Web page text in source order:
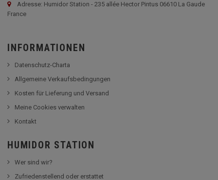
Adresse: Humidor Station - 235 allée Hector Pintus 06610 La Gaude
France
INFORMATIONEN
Datenschutz-Charta
Allgemeine Verkaufsbedingungen
Kosten für Lieferung und Versand
Meine Cookies verwalten
Kontakt
HUMIDOR STATION
Wer sind wir?
Zufriedenstellend oder erstattet